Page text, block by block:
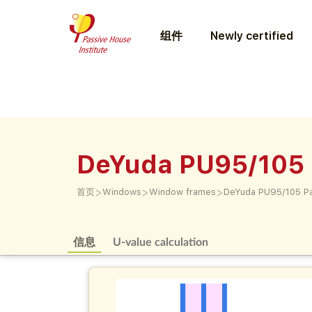
组件 Newly certified
DeYuda PU95/
首页>Windows >Window frames > DeYuda PU95/105
信息 U-value calculation